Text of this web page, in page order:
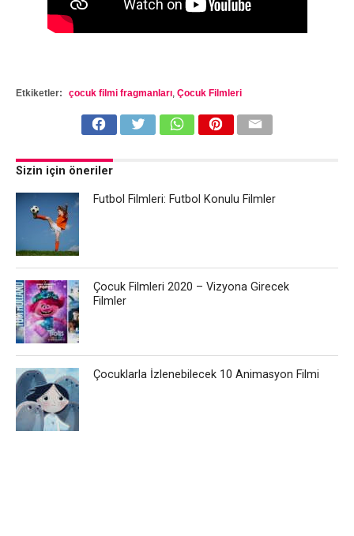
Etkiketler: çocuk filmi fragmanları, Çocuk Filmleri
Sizin için öneriler
Futbol Filmleri: Futbol Konulu Filmler
Çocuk Filmleri 2020 – Vizyona Girecek
Filmler
Çocuklarla İzlenebilecek 10 Animasyon Filmi